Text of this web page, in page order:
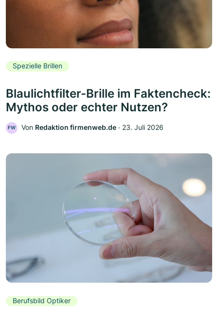
Spezielle Brillen
Blaulichtfilter-Brille im Faktencheck:
Mythos oder echter Nutzen?
FW Von Redaktion firmenweb.de ‧ 23. Juli 2026
Berufsbild Optiker